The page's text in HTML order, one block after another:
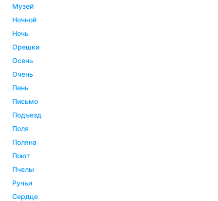
музей
ночной
ночь
орешки
осень
очень
пень
письмо
подъезд
поля
поляна
поют
пчелы
ручьи
сердце